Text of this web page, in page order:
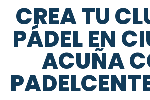
CREA TU
PÁDEL EN
ACUÑA